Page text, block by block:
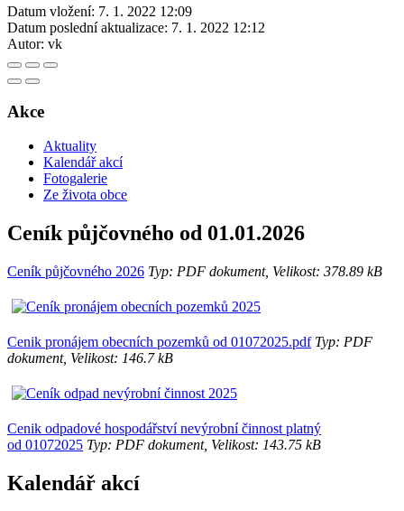
Datum vložení: 7. 1. 2022 12:09
Datum poslední aktualizace: 7. 1. 2022 12:12
Autor: vk
Akce
Aktuality
Kalendář akcí
Fotogalerie
Ze života obce
Ceník půjčovného od 01.01.2026
Ceník půjčovného 2026 Typ: PDF dokument, Velikost: 378.89 kB
Cenik pronájem obecních pozemků od 01072025.pdfTyp: PDF
dokument, Velikost: 146.7 kB
Cenik odpadové hospodářství nevýrobní činnost platný
od 01072025 Typ: PDF dokument, Velikost: 143.75 kB
Kalendář akcí